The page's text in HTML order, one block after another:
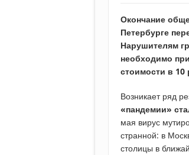
Окончание
Петербурге
Нарушителям
необходимо
стоимости в 10
Возникает ряд
«пандемии»
мая вирус
странной: в
столицы в